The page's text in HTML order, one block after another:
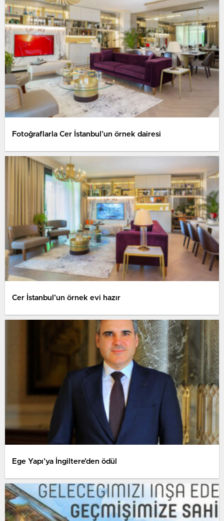
Fotoğraflarla Cer İstanbul’un örnek dairesi
Cer İstanbul’un örnek evi hazır
Ege Yapı’ya İngiltere’den ödül